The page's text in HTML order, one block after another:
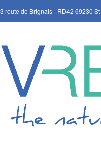
route de Brignais - RD42 69230